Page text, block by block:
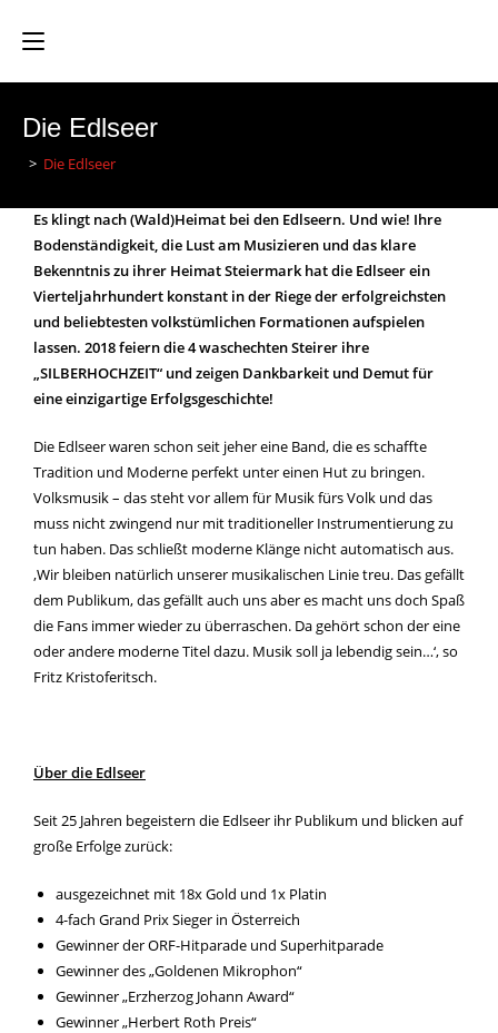
Die Edlseer
> Die Edlseer
Es klingt nach (Wald)Heimat bei den Edlseern. Und wie! Ihre
Bodenständigkeit, die Lust am Musizieren und das klare
Bekenntnis zu ihrer Heimat Steiermark hat die Edlseer ein
Vierteljahrhundert konstant in der Riege der erfolgreichsten
und beliebtesten volkstümlichen Formationen aufspielen
lassen. 2018 feiern die 4 waschechten Steirer ihre
„SILBERHOCHZEIT“ und zeigen Dankbarkeit und Demut für
eine einzigartige Erfolgsgeschichte!
Die Edlseer waren schon seit jeher eine Band, die es schaffte
Tradition und Moderne perfekt unter einen Hut zu bringen.
Volksmusik – das steht vor allem für Musik fürs Volk und das
muss nicht zwingend nur mit traditioneller Instrumentierung zu
tun haben. Das schließt moderne Klänge nicht automatisch aus.
‚Wir bleiben natürlich unserer musikalischen Linie treu. Das gefällt
dem Publikum, das gefällt auch uns aber es macht uns doch Spaß
die Fans immer wieder zu überraschen. Da gehört schon der eine
oder andere moderne Titel dazu. Musik soll ja lebendig sein…‘, so
Fritz Kristoferitsch.
Über die Edlseer
Seit 25 Jahren begeistern die Edlseer ihr Publikum und blicken auf
große Erfolge zurück:
ausgezeichnet mit 18x Gold und 1x Platin
4-fach Grand Prix Sieger in Österreich
Gewinner der ORF-Hitparade und Superhitparade
Gewinner des „Goldenen Mikrophon“
Gewinner „Erzherzog Johann Award“
Gewinner „Herbert Roth Preis“